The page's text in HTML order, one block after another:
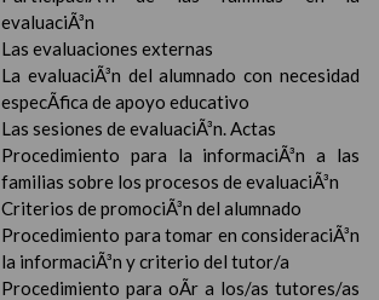
evaluaciÃ³n
Las evaluaciones externas
La evaluaciÃ³n del alumnado con necesidad
especÃ­fica de apoyo educativo
Las sesiones de evaluaciÃ³n. Actas
Procedimiento para la informaciÃ³n a las
familias sobre los procesos de evaluaciÃ³n
Criterios de promociÃ³n del alumnado
Procedimiento para tomar en consideraciÃ³n
la informaciÃ³n y criterio del tutor/a
Procedimiento para oÃ­r a los/as tutores/as